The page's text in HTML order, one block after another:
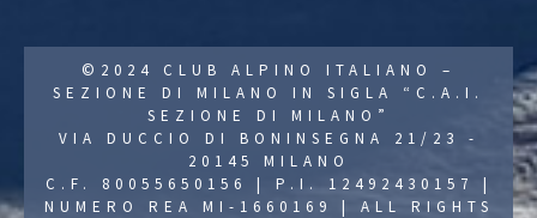
©2024 CLUB ALPINO ITALIANO –
SEZIONE DI MILANO IN SIGLA “C.A.I.
SEZIONE DI MILANO”
VIA DUCCIO DI BONINSEGNA 21/23 -
20145 MILANO
C.F. 80055650156 | P.I. 12492430157 |
NUMERO REA MI-1660169 | ALL RIGHTS